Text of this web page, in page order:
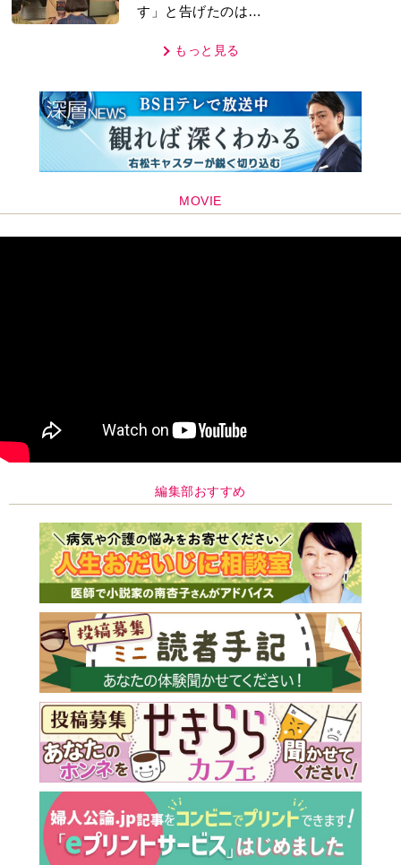
す」と告げたのは…
もっと見る
MOVIE
編集部おすすめ